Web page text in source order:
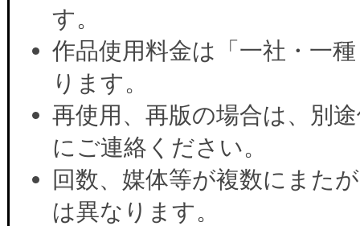
す。
作品使用料金は「一社・一
ります。
再使用、再版の場合は、別
にご連絡ください。
回数、媒体等が複数にまた
は異なります。